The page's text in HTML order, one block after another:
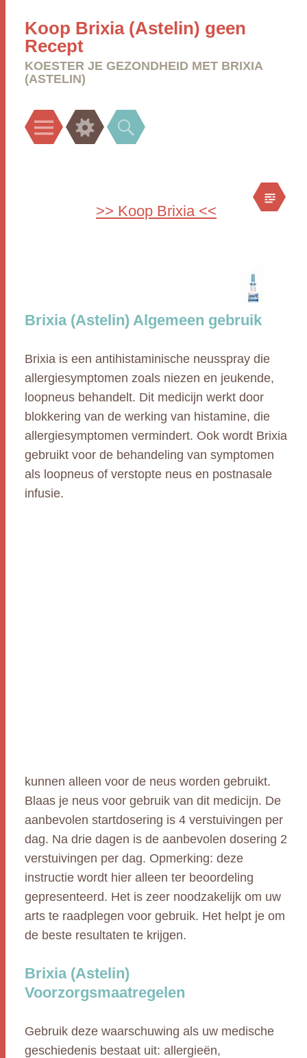
Koop Brixia (Astelin) geen
Recept
KOESTER JE GEZONDHEID MET BRIXIA
(ASTELIN)
Menu Widgets Search
>> Koop Brixia <<
Brixia (Astelin) Algemeen gebruik
Brixia is een antihistaminische neusspray die
allergiesymptomen zoals niezen en jeukende,
loopneus behandelt. Dit medicijn werkt door
blokkering van de werking van histamine, die
allergiesymptomen vermindert. Ook wordt Brixia
gebruikt voor de behandeling van symptomen
als loopneus of verstopte neus en postnasale
infusie.
kunnen alleen voor de neus worden gebruikt.
Blaas je neus voor gebruik van dit medicijn. De
aanbevolen startdosering is 4 verstuivingen per
dag. Na drie dagen is de aanbevolen dosering 2
verstuivingen per dag. Opmerking: deze
instructie wordt hier alleen ter beoordeling
gepresenteerd. Het is zeer noodzakelijk om uw
arts te raadplegen voor gebruik. Het helpt je om
de beste resultaten te krijgen.
Brixia (Astelin)
Voorzorgsmaatregelen
Gebruik deze waarschuwing als uw medische
geschiedenis bestaat uit: allergieën,